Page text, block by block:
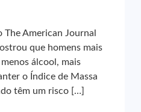
American Journal
que homens mais
álcool, mais
o Índice de Massa
têm um risco […]